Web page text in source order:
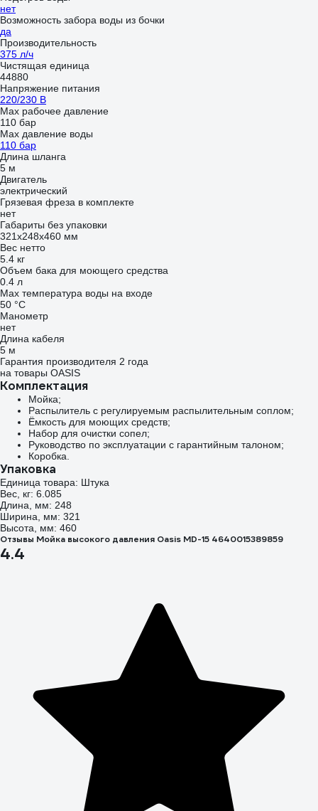
нет
Возможность забора воды из бочки
да
Производительность
375 л/ч
Чистящая единица
44880
Напряжение питания
220/230 В
Мах рабочее давление
110 бар
Max давление воды
110 бар
Длина шланга
5 м
Двигатель
электрический
Грязевая фреза в комплекте
нет
Габариты без упаковки
321х248х460 мм
Вес нетто
5.4 кг
Объем бака для моющего средства
0.4 л
Max температура воды на входе
50 °С
Манометр
нет
Длина кабеля
5 м
Гарантия производителя 2 года
на товары OASIS
Комплектация
Мойка;
Распылитель с регулируемым распылительным соплом;
Ёмкость для моющих средств;
Набор для очистки сопел;
Руководство по эксплуатации с гарантийным талоном;
Коробка.
Упаковка
Единица товара: Штука
Вес, кг: 6.085
Длина, мм: 248
Ширина, мм: 321
Высота, мм: 460
Отзывы Мойка высокого давления Oasis MD-15 4640015389859
4.4